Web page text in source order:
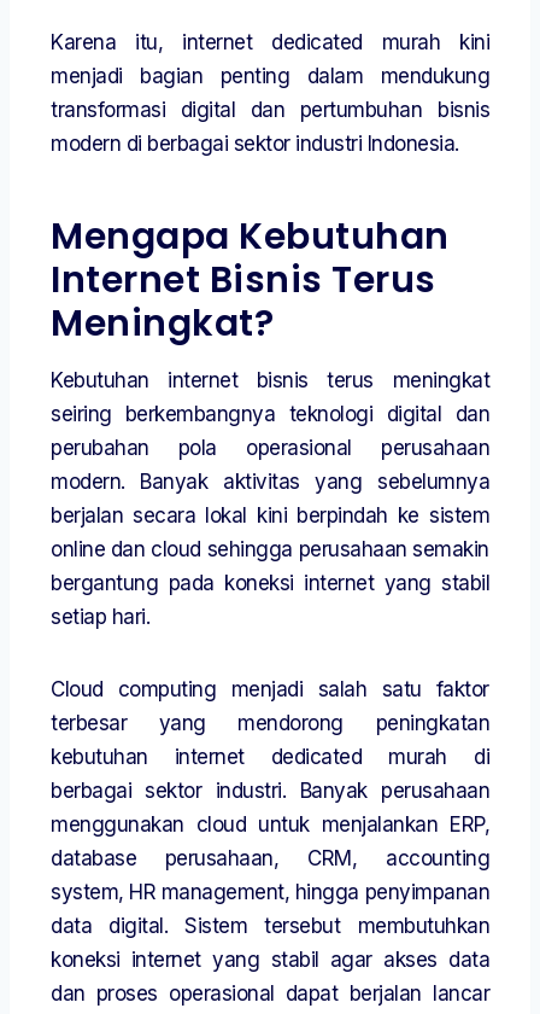
Karena itu, internet dedicated murah kini
menjadi bagian penting dalam mendukung
transformasi digital dan pertumbuhan bisnis
modern di berbagai sektor industri Indonesia.
Mengapa Kebutuhan
Internet Bisnis Terus
Meningkat?
Kebutuhan internet bisnis terus meningkat
seiring berkembangnya teknologi digital dan
perubahan pola operasional perusahaan
modern. Banyak aktivitas yang sebelumnya
berjalan secara lokal kini berpindah ke sistem
online dan cloud sehingga perusahaan semakin
bergantung pada koneksi internet yang stabil
setiap hari.
Cloud computing menjadi salah satu faktor
terbesar yang mendorong peningkatan
kebutuhan internet dedicated murah di
berbagai sektor industri. Banyak perusahaan
menggunakan cloud untuk menjalankan ERP,
database perusahaan, CRM, accounting
system, HR management, hingga penyimpanan
data digital. Sistem tersebut membutuhkan
koneksi internet yang stabil agar akses data
dan proses operasional dapat berjalan lancar